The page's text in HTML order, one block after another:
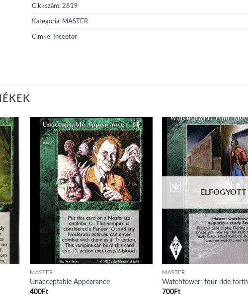
Cikkszám: 2819
Kategória: MASTER
Címke: Inceptor
to
Add to
wishlist
MASTER
Unacceptable Appearance
400 Ft
ELFOGYOTT
MASTER
Watchtower: four ride forth
700 Ft